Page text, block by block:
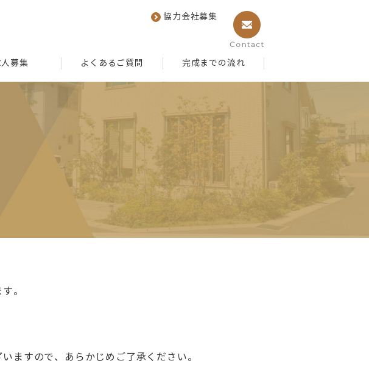
協力会社募集
募集 よくあるご質問 完成までの流れ
。
ますので、あらかじめご了承ください。